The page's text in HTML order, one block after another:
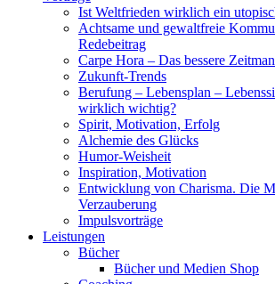
Ist Weltfrieden wirklich ein
Achtsame und gewaltfreie
Redebeitrag
Carpe Hora – Das bessere
Zukunft-Trends
Berufung – Lebensplan –
wirklich wichtig?
Spirit, Motivation, Erfolg
Alchemie des Glücks
Humor-Weisheit
Inspiration, Motivation
Entwicklung von Charisma. Die
Verzauberung
Impulsvorträge
Leistungen
Bücher
Bücher und Medien Shop